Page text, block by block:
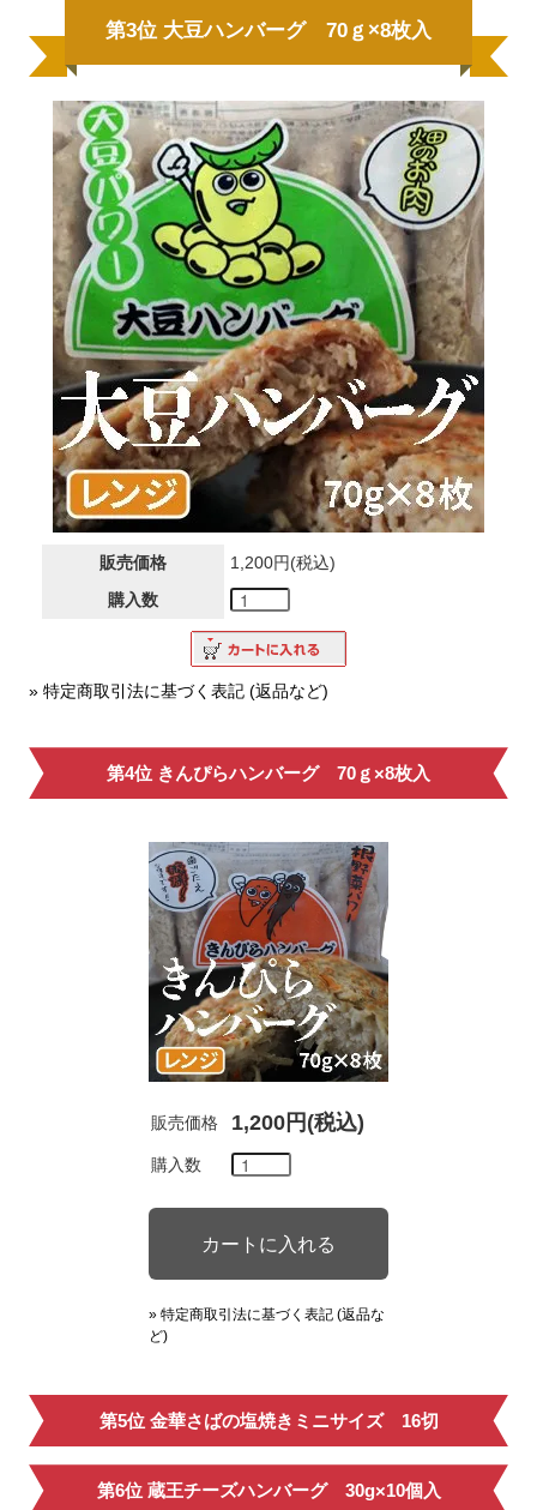
第3位 大豆ハンバーグ 70ｇ×8枚入
販売価格
1,200円(税込)
購入数
» 特定商取引法に基づく表記 (返品など)
第4位 きんぴらハンバーグ 70ｇ×8枚入
販売価格 1,200円(税込)
購入数
» 特定商取引法に基づく表記 (返品な
ど)
第5位 金華さばの塩焼きミニサイズ 16切
第6位 蔵王チーズハンバーグ 30g×10個入